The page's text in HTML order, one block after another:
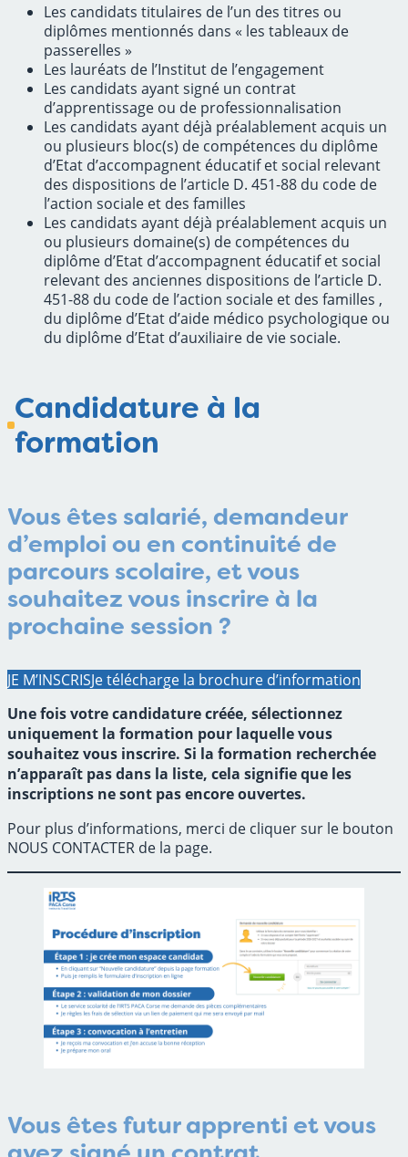
Les candidats titulaires de l’un des titres ou
diplômes mentionnés dans « les tableaux de
passerelles »
Les lauréats de l’Institut de l’engagement
Les candidats ayant signé un contrat
d’apprentissage ou de professionnalisation
Les candidats ayant déjà préalablement acquis un
ou plusieurs bloc(s) de compétences du diplôme
d’Etat d’accompagnent éducatif et social relevant
des dispositions de l’article D. 451-88 du code de
l’action sociale et des familles
Les candidats ayant déjà préalablement acquis un
ou plusieurs domaine(s) de compétences du
diplôme d’Etat d’accompagnent éducatif et social
relevant des anciennes dispositions de l’article D.
451-88 du code de l’action sociale et des familles ,
du diplôme d’Etat d’aide médico psychologique ou
du diplôme d’Etat d’auxiliaire de vie sociale.
Candidature à la
formation
Vous êtes salarié, demandeur
d’emploi ou en continuité de
parcours scolaire, et vous
souhaitez vous inscrire à la
prochaine session ?
JE M’INSCRISJe télécharge la brochure d’information
Une fois votre candidature créée, sélectionnez
uniquement la formation pour laquelle vous
souhaitez vous inscrire. Si la formation recherchée
n’apparaît pas dans la liste, cela signifie que les
inscriptions ne sont pas encore ouvertes.
Pour plus d’informations, merci de cliquer sur le bouton
NOUS CONTACTER de la page.
Vous êtesfutur apprenti et vous